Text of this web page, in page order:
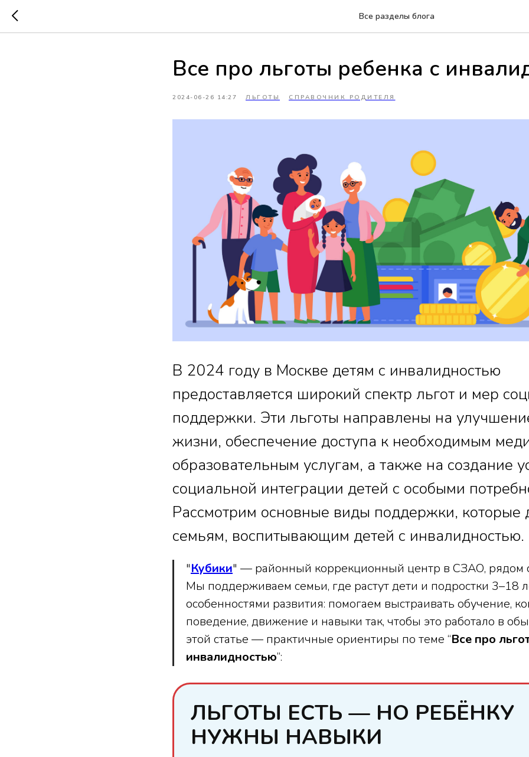
Все разделы блога
Все про льготы ребенка с
2024-06-26 14:27 ЛЬГОТЫ СПРАВОЧНИК РОДИТЕЛЯ
В 2024 году в Москве детям с инвалидностью
предоставляется широкий спектр льгот и мер
поддержки. Эти льготы направлены на
жизни, обеспечение доступа к необходимым
образовательным услугам, а также на создание
социальной интеграции детей с особыми
Рассмотрим основные виды поддержки, которые
семьям, воспитывающим детей с инвалидностью.
"Кубики" — районный коррекционный центр в СЗАО, рядом
Мы поддерживаем семьи, где растут дети и подростки 3–18
особенностями развития: помогаем выстраивать обучение,
поведение, движение и навыки так, чтобы это работало в
этой статье — практичные ориентиры по теме “Все про
инвалидностью”:
ЛЬГОТЫ ЕСТЬ — НО РЕБЁНКУ
НУЖНЫ НАВЫКИ